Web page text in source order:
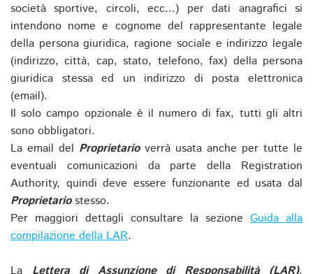
società sportive, circoli, ecc...) per dati anagrafici si
intendono nome e cognome del rappresentante legale
della persona giuridica, ragione sociale e indirizzo legale
(indirizzo, città, cap, stato, telefono, fax) della persona
giuridica stessa ed un indirizzo di posta elettronica
(email).
Il solo campo opzionale è il numero di fax, tutti gli altri
sono obbligatori.
La email del Proprietarioverrà usata anche per tutte le
eventuali comunicazioni da parte della Registration
Authority, quindi deve essere funzionante ed usata dal
Proprietariostesso.
Per maggiori dettagli consultare la sezione Guida alla
compilazione della LAR.